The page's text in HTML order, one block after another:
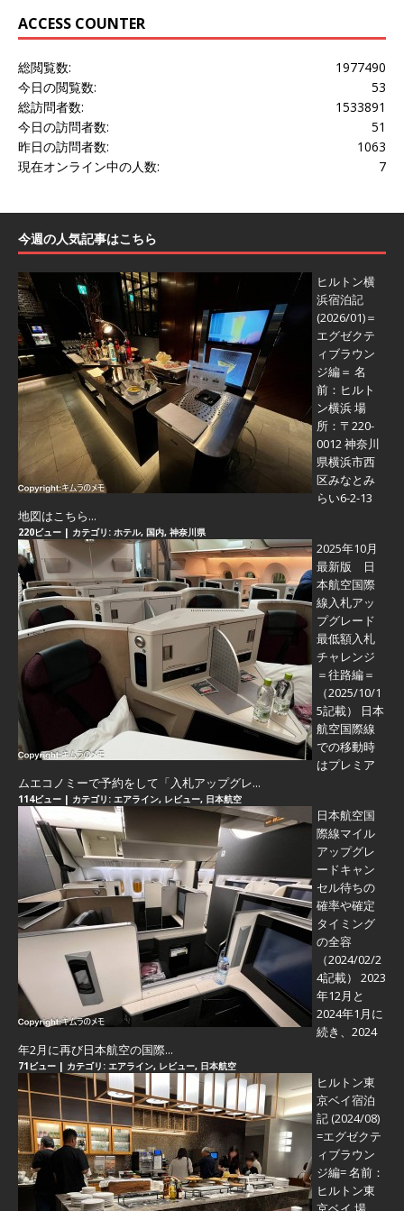
ACCESS COUNTER
1977490
総閲覧数:
53
今日の閲覧数:
1533891
総訪問者数:
51
今日の訪問者数:
1063
昨日の訪問者数:
7
現在オンライン中の人数:
今週の人気記事はこちら
ヒルトン横
浜宿泊記
(2026/01)＝
エグゼクテ
ィブラウン
ジ編＝ 名
前：ヒルト
ン横浜 場
所：〒220-
0012 神奈川
県横浜市西
区みなとみ
らい6-2-13
地図はこちら...
220ビュー | カテゴリ: ホテル, 国内, 神奈川県
2025年10月
最新版 日
本航空国際
線入札アッ
プグレード
最低額入札
チャレンジ
＝往路編＝
（2025/10/1
5記載） 日本
航空国際線
での移動時
はプレミア
ムエコノミーで予約をして「入札アップグレ...
114ビュー | カテゴリ: エアライン, レビュー, 日本航空
日本航空国
際線マイル
アップグレ
ードキャン
セル待ちの
確率や確定
タイミング
の全容
（2024/02/2
4記載） 2023
年12月と
2024年1月に
続き、2024
年2月に再び日本航空の国際...
71ビュー | カテゴリ: エアライン, レビュー, 日本航空
ヒルトン東
京ベイ宿泊
記 (2024/08)
=エグゼクテ
ィブラウン
ジ編=名前：
ヒルトン東